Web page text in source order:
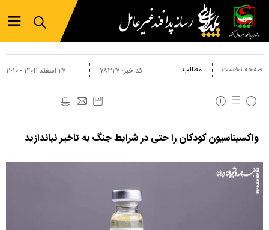
صفحه نخست مطالب ۲۷ اسفند ۱۴۰۴ - ۱۱:۱۰ کد خبر: ۷۸۳۲۷
واکسیناسیون کودکان را حتی در شرایط جنگ به تاخیر نیاندازید